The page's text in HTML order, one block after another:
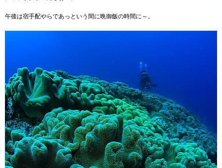
午後は宿手配やらであっという間に晩御飯の時間に～。